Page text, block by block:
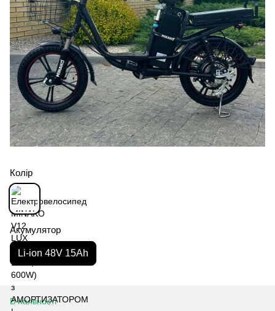
Колір
Акумулятор
Li-ion 48V 15Ah
В наявності